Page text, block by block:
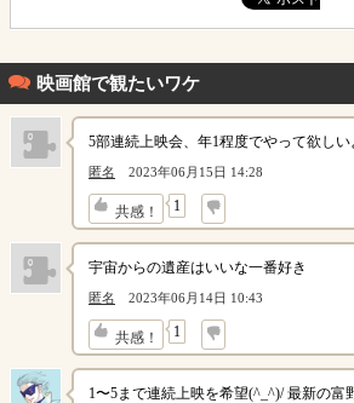
映画館で観たいワケ
5部連続上映会、年1程度でやって欲しい
匿名 2023年06月15日 14:28
共感！ 1
↓
宇宙からの遺産はいいな一番好き
匿名 2023年06月14日 10:43
共感！ 1
↓
1〜5まで連続上映を希望(^_^)/ 最新の富